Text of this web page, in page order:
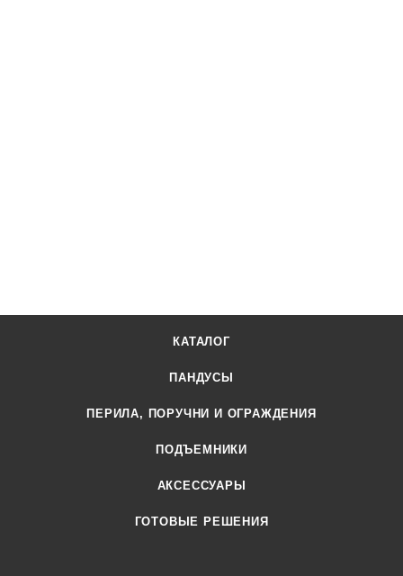
КАТАЛОГ
ПАНДУСЫ
ПЕРИЛА, ПОРУЧНИ И ОГРАЖДЕНИЯ
ПОДЪЕМНИКИ
АКСЕССУАРЫ
ГОТОВЫЕ РЕШЕНИЯ